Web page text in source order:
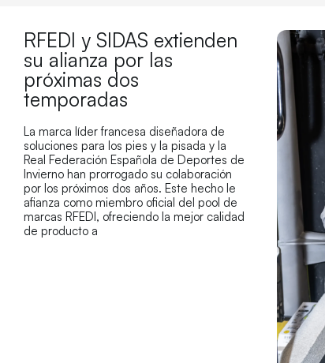
RFEDI y SIDAS extienden
su alianza por las
próximas dos
temporadas
La marca líder francesa diseñadora de
soluciones para los pies y la pisada y la
Real Federación Española de Deportes de
Invierno han prorrogado su colaboración
por los próximos dos años. Este hecho le
afianza como miembro oficial del pool de
marcas RFEDI, ofreciendo la mejor calidad
de producto a